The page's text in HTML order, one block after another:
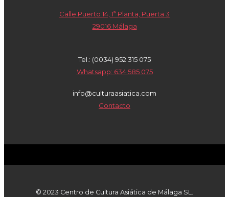
Calle Puerto 14, 1ª Planta, Puerta 3
29016 Málaga
Tel.: (0034) 952 315 075
Whatsapp: 634 585 075
info@culturaasiatica.com
Contacto
© 2023 Centro de Cultura Asiática de Málaga SL.